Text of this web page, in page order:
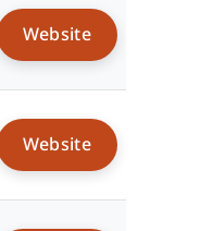
Website
Website